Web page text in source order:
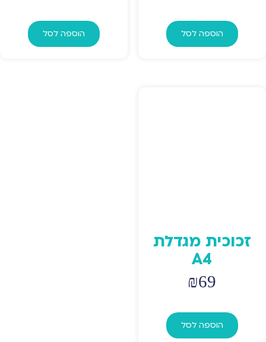
הוספה לסל הוספה לסל
זכוכית מגדלת
A4
₪69
הוספה לסל